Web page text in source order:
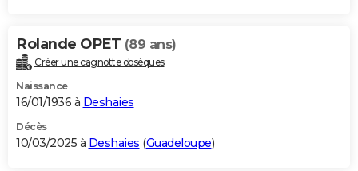
Rolande OPET (89 ans)
Créer une cagnotte obsèques
Naissance
16/01/1936 à Deshaies
Décès
10/03/2025 à Deshaies (Guadeloupe)